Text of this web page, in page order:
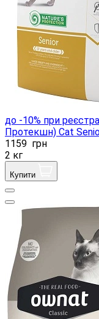
до -10% при
Протекшн) Cat
1159 грн
2 кг
Купити